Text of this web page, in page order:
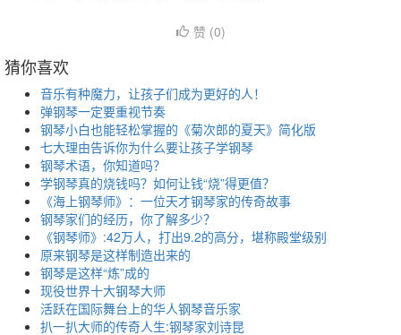
赞 (0)
猜你喜欢
音乐有种魔力，让孩子们成为更好的人！
弹钢琴一定要重视节奏
钢琴小白也能轻松掌握的《菊次郎的夏天》简化版
七大理由告诉你为什么要让孩子学钢琴
钢琴术语，你知道吗？
学钢琴真的烧钱吗？如何让钱“烧”得更值？
《海上钢琴师》：一位天才钢琴家的传奇故事
钢琴家们的经历，你了解多少？
《钢琴师》:42万人，打出9.2的高分，堪称殿堂级别
原来钢琴是这样制造出来的
钢琴是这样“炼”成的
现役世界十大钢琴大师
活跃在国际舞台上的华人钢琴音乐家
扒一扒大师的传奇人生:钢琴家刘诗昆